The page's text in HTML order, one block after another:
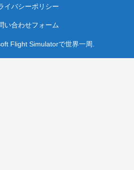
イバシーポリシー
い合わせフォーム
Flight Simulatorで世界一周.